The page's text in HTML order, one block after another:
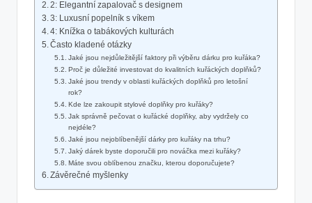
2: Elegantní zapalovač s designem
3: Luxusní popelník s víkem
4: Knížka o tabákových kulturách
Často kladené otázky
Jaké jsou nejdůležitější faktory při výběru dárku pro kuřáka?
Proč je důležité investovat do kvalitních kuřáckých doplňků?
Jaké jsou trendy v oblasti kuřáckých doplňků pro letošní
rok?
Kde lze zakoupit stylové doplňky pro kuřáky?
Jak správně pečovat o kuřácké doplňky, aby vydržely co
nejdéle?
Jaké jsou nejoblíbenější dárky pro kuřáky na trhu?
Jaký dárek byste doporučili pro nováčka mezi kuřáky?
Máte svou oblíbenou značku, kterou doporučujete?
Závěrečné myšlenky